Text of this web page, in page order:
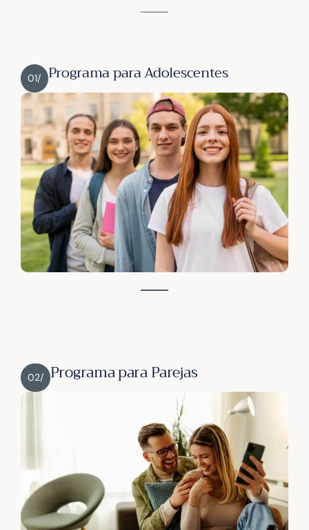
01/ Programa para Adolescentes
02/ Programa para Parejas